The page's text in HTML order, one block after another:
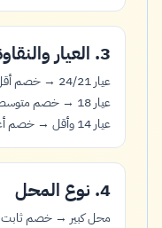
3. العيار والنقاوة
عيار 24/21 → خصم أقل
عيار 18 → خصم متوسط
عيار 14 وأقل → خصم أعلى
4. نوع المحل
محل كبير → خصم ثابت